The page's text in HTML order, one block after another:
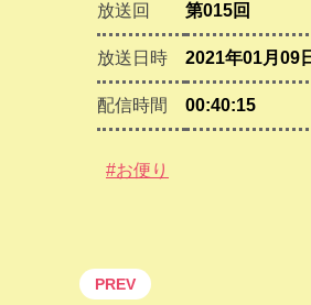
放送回 第015回
放送日時 2021年01月09
配信時間 00:40:15
#お便り
PREV